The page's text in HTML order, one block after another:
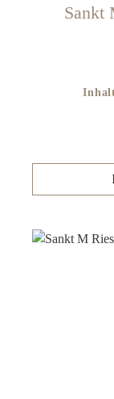
Sankt